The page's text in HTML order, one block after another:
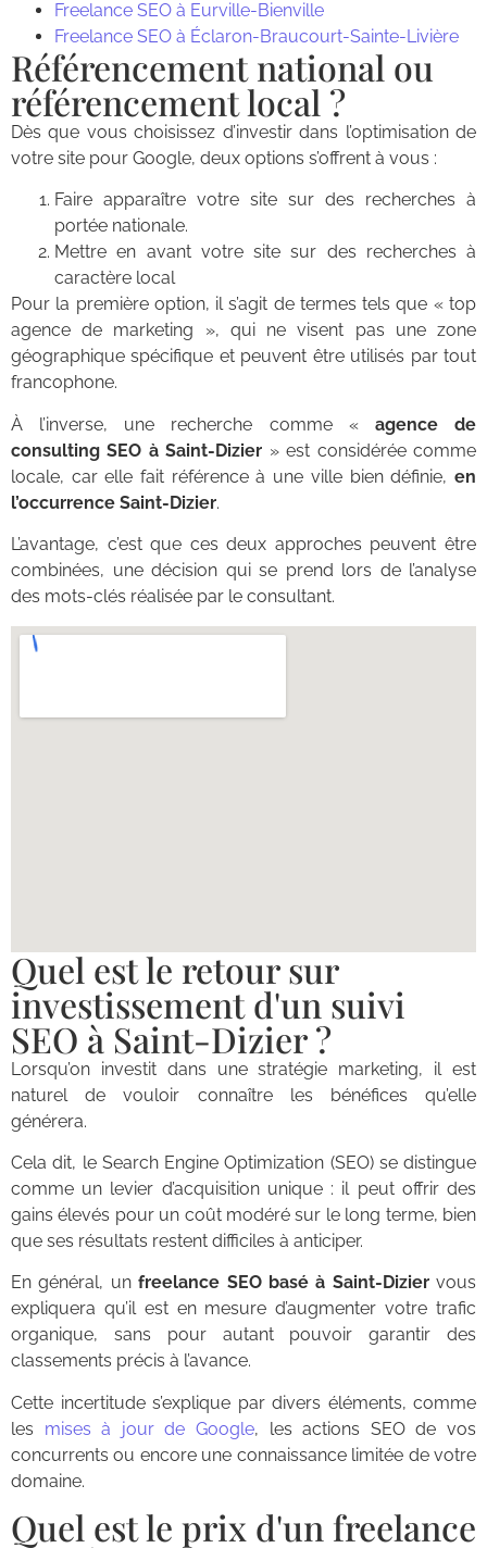
Freelance SEO à Eurville-Bienville
Freelance SEO à Éclaron-Braucourt-Sainte-Livière
Référencement national ou
référencement local ?
Dès que vous choisissez d’investir dans l’optimisation de
votre site pour Google, deux options s’offrent à vous :
Faire apparaître votre site sur des recherches à
portée nationale.
Mettre en avant votre site sur des recherches à
caractère local
Pour la première option, il s’agit de termes tels que « top
agence de marketing », qui ne visent pas une zone
géographique spécifique et peuvent être utilisés par tout
francophone.
À l’inverse, une recherche comme « agence de
consulting SEO à Saint-Dizier » est considérée comme
locale, car elle fait référence à une ville bien définie, en
l’occurrence Saint-Dizier.
L’avantage, c’est que ces deux approches peuvent être
combinées, une décision qui se prend lors de l’analyse
des mots-clés réalisée par le consultant.
Quel est le retour sur
investissement d'un suivi
SEO à Saint-Dizier ?
Lorsqu’on investit dans une stratégie marketing, il est
naturel de vouloir connaître les bénéfices qu’elle
générera.
Cela dit, le Search Engine Optimization (SEO) se distingue
comme un levier d’acquisition unique : il peut offrir des
gains élevés pour un coût modéré sur le long terme, bien
que ses résultats restent difficiles à anticiper.
En général, unfreelance SEO basé à Saint-Diziervous
expliquera qu’il est en mesure d’augmenter votre trafic
organique, sans pour autant pouvoir garantir des
classements précis à l’avance.
Cette incertitude s’explique par divers éléments, comme
les mises à jour de Google, les actions SEO de vos
concurrents ou encore une connaissance limitée de votre
domaine.
Quel est le prix d'un freelance